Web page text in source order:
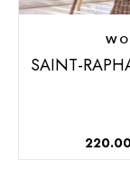
SAINT-